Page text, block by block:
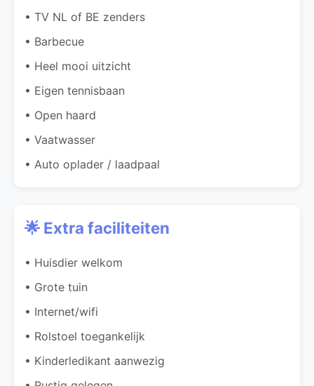
• TV NL of BE zenders
• Barbecue
• Heel mooi uitzicht
• Eigen tennisbaan
• Open haard
• Vaatwasser
• Auto oplader / laadpaal
🌟 Extra faciliteiten
• Huisdier welkom
• Grote tuin
• Internet/wifi
• Rolstoel toegankelijk
• Kinderledikant aanwezig